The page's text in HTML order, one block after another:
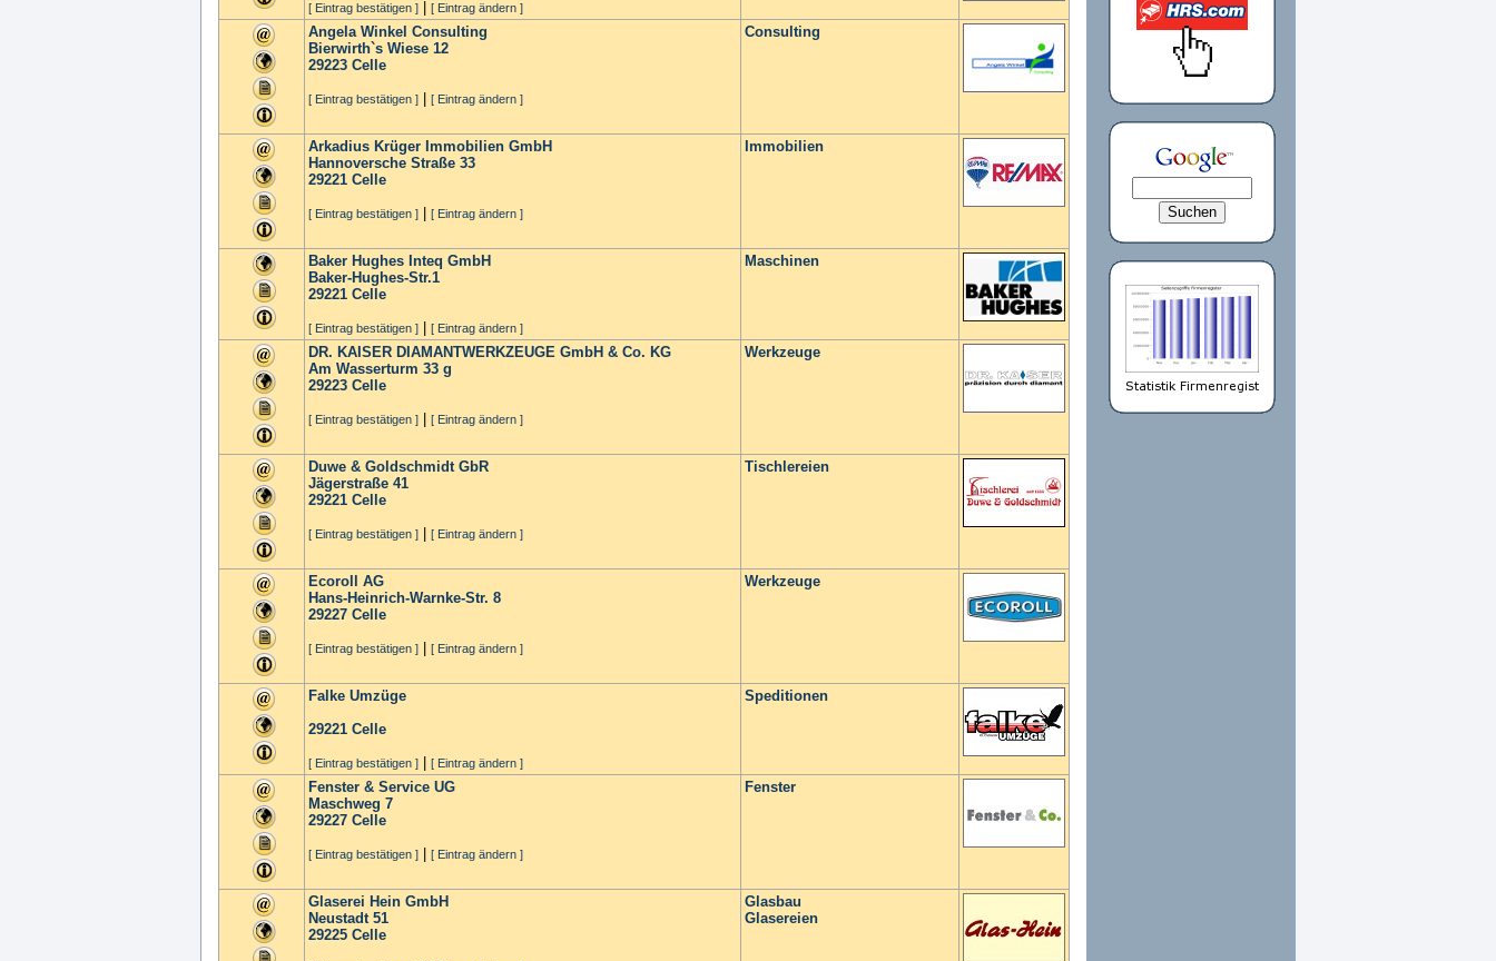
[ Eintrag bestätigen ] [ Eintrag ändern ]
Angela Winkel Consulting
Bierwirth`s Wiese 12
29223 Celle
[ Eintrag bestätigen ] [ Eintrag ändern ]
Consulting
Arkadius Krüger Immobilien GmbH
Hannoversche Straße 33
29221 Celle
[ Eintrag bestätigen ] [ Eintrag ändern ]
Immobilien
Baker Hughes Inteq GmbH
Baker-Hughes-Str.1
29221 Celle
[ Eintrag bestätigen ] [ Eintrag ändern ]
Maschinen
DR. KAISER DIAMANTWERKZEUGE GmbH & Co. KG
Am Wasserturm 33 g
29223 Celle
[ Eintrag bestätigen ] [ Eintrag ändern ]
Werkzeuge
Duwe & Goldschmidt GbR
Jägerstraße 41
29221 Celle
[ Eintrag bestätigen ] [ Eintrag ändern ]
Tischlereien
Ecoroll AG
Hans-Heinrich-Warnke-Str. 8
29227 Celle
[ Eintrag bestätigen ] [ Eintrag ändern ]
Werkzeuge
Falke Umzüge
29221 Celle
[ Eintrag bestätigen ] [ Eintrag ändern ]
Speditionen
Fenster & Service UG
Maschweg 7
29227 Celle
[ Eintrag bestätigen ] [ Eintrag ändern ]
Fenster
Glaserei Hein GmbH
Neustadt 51
29225 Celle
Glasbau
Glasereien